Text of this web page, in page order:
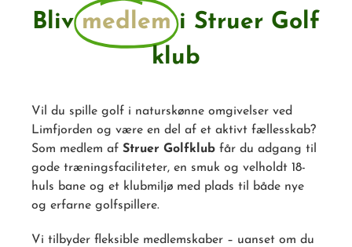
Blivmedlem i Struer Golf
klub
Vil du spille golf i naturskønne omgivelser ved
Limfjorden og være en del af et aktivt fællesskab?
Som medlem afStruer Golfklub får du adgang til
gode træningsfaciliteter, en smuk og velholdt 18-
huls bane og et klubmiljø med plads til både nye
og erfarne golfspillere.
Vi tilbyder fleksible medlemskaber – uanset om du